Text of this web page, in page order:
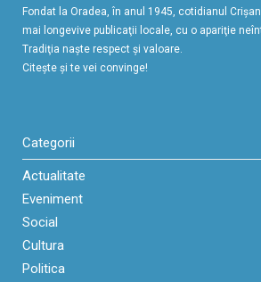
Fondat la Oradea, în anul 1945, cotidianul
mai longevive publicaţii locale, cu o apariţie
Tradiţia naşte respect şi valoare.
Citeşte şi te vei convinge!
Categorii
Actualitate
Eveniment
Social
Cultura
Politica